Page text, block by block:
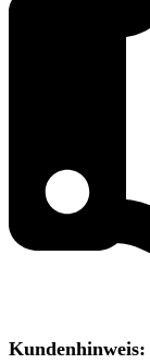
Kundenhinweis: